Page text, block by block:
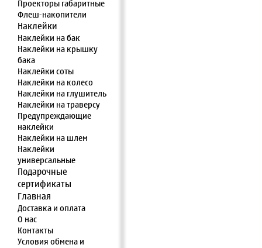
Проекторы габаритные
Флеш-накопители
Наклейки
Наклейки на бак
Наклейки на крышку
бака
Наклейки соты
Наклейки на колесо
Наклейки на глушитель
Наклейки на траверсу
Предупреждающие
наклейки
Наклейки на шлем
Наклейки
универсальные
Подарочные
сертификаты
Главная
Доставка и оплата
О нас
Контакты
Условия обмена и